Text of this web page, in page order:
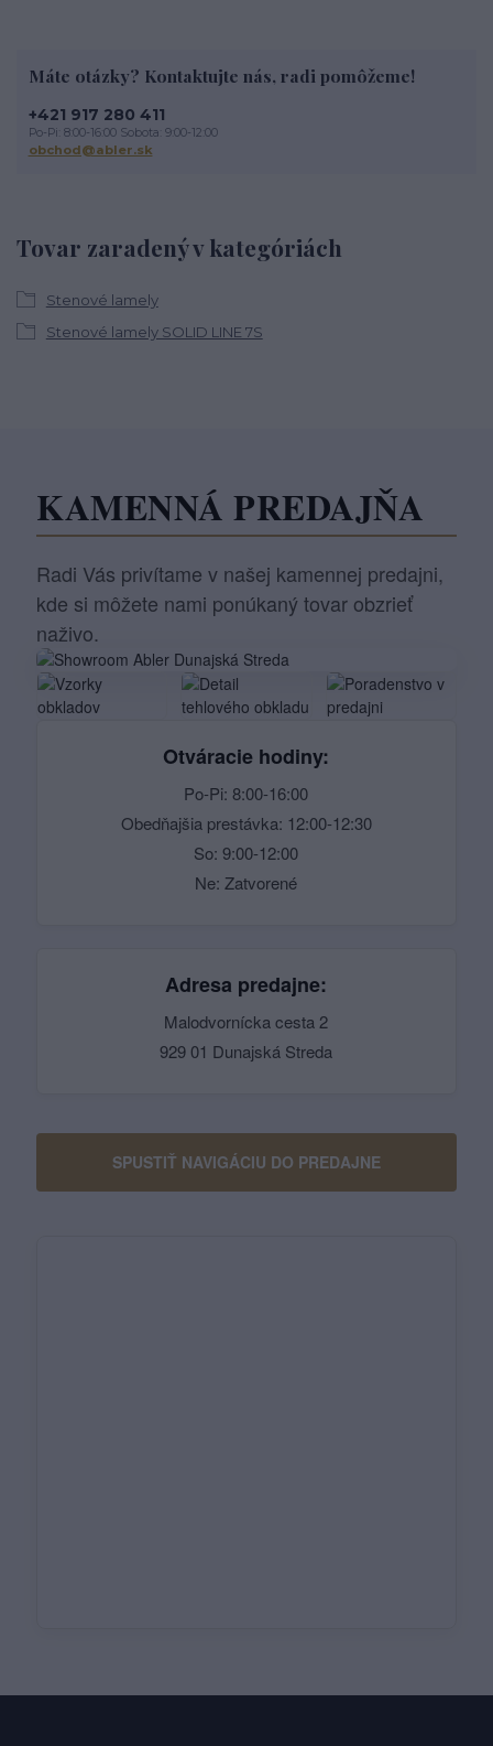
Tovar zaradený v kategóriách
Stenové lamely
Stenové lamely SOLID LINE 7S
Máte otázky? Kontaktujte nás, radi pomôžeme!
+421 917 280 411
Po-Pi: 8:00-16:00 Sobota: 9:00-12:00
obchod@abler.sk
KAMENNÁ PREDAJŇA
Radi Vás privítame v našej kamennej predajni,
kde si môžete nami ponúkaný tovar obzrieť
naživo.
Otváracie hodiny:
Po-Pi: 8:00-16:00
Obedňajšia prestávka: 12:00-12:30
So: 9:00-12:00
Ne: Zatvorené
Adresa predajne:
Malodvornícka cesta 2
929 01 Dunajská Streda
SPUSTIŤ NAVIGÁCIU DO PREDAJNE